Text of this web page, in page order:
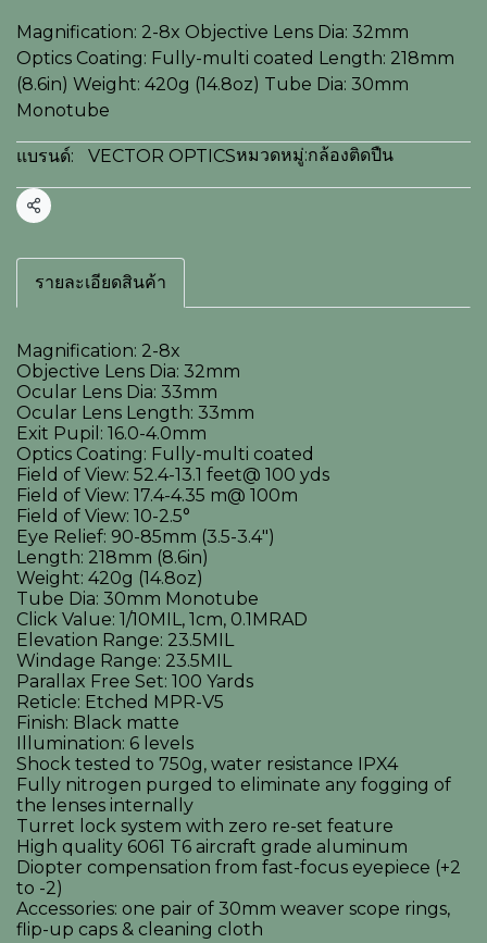
Magnification: 2-8x Objective Lens Dia: 32mm
Optics Coating: Fully-multi coated Length: 218mm
(8.6in) Weight: 420g (14.8oz) Tube Dia: 30mm
Monotube
แบรนด์: VECTOR OPTICSหมวดหมู่:กล้องติดปืน
แชร์
รายละเอียดสินค้า
Magnification: 2-8x
Objective Lens Dia: 32mm
Ocular Lens Dia: 33mm
Ocular Lens Length: 33mm
Exit Pupil: 16.0-4.0mm
Optics Coating: Fully-multi coated
Field of View: 52.4-13.1 feet@ 100 yds
Field of View: 17.4-4.35 m@ 100m
Field of View: 10-2.5°
Eye Relief: 90-85mm (3.5-3.4")
Length: 218mm (8.6in)
Weight: 420g (14.8oz)
Tube Dia: 30mm Monotube
Click Value: 1/10MIL, 1cm, 0.1MRAD
Elevation Range: 23.5MIL
Windage Range: 23.5MIL
Parallax Free Set: 100 Yards
Reticle: Etched MPR-V5
Finish: Black matte
Illumination: 6 levels
Shock tested to 750g, water resistance IPX4
Fully nitrogen purged to eliminate any fogging of
the lenses internally
Turret lock system with zero re-set feature
High quality 6061 T6 aircraft grade aluminum
Diopter compensation from fast-focus eyepiece (+2
to -2)
Accessories: one pair of 30mm weaver scope rings,
flip-up caps & cleaning cloth